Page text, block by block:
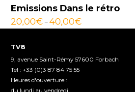
Emissions Dans le rétro
20,00€ –40,00€
TV8
9, avenue Saint-Rémy 57600 Forbach
Tel : +33 (0)3 87 84 75 55
Heures d'ouverture :
du lundi au vendredi